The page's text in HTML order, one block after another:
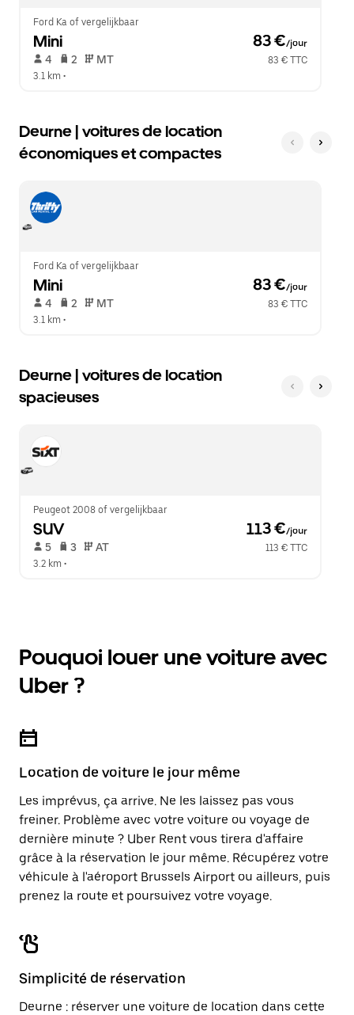
calendrier.
Ford Ka of vergelijkbaar
Mini 83 €/jour
4 2 MT
83 € TTC
3.1 km •
Deurne | voitures de location
économiques et compactes
Ford Ka of vergelijkbaar
Mini 83 €/jour
4 2 MT
83 € TTC
3.1 km •
Deurne | voitures de location
spacieuses
Peugeot 2008 of vergelijkbaar
SUV 113 €/jour
5 3 AT
113 € TTC
3.2 km •
Pouquoi louer une voiture avec
Uber ?
Location de voiture le jour même
Les imprévus, ça arrive. Ne les laissez pas vous
freiner. Problème avec votre voiture ou voyage de
dernière minute ? Uber Rent vous tirera d'affaire
grâce à la réservation le jour même. Récupérez votre
véhicule à l'aéroport Brussels Airport ou ailleurs, puis
prenez la route et poursuivez votre voyage.
Simplicité de réservation
Deurne : réserver une voiture de location dans cette